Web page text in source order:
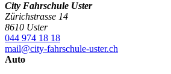
City Fahrschule Uster
Zürichstrasse 14
8610 Uster
044 974 18 18
mail@city-fahrschule-uster.ch
Auto